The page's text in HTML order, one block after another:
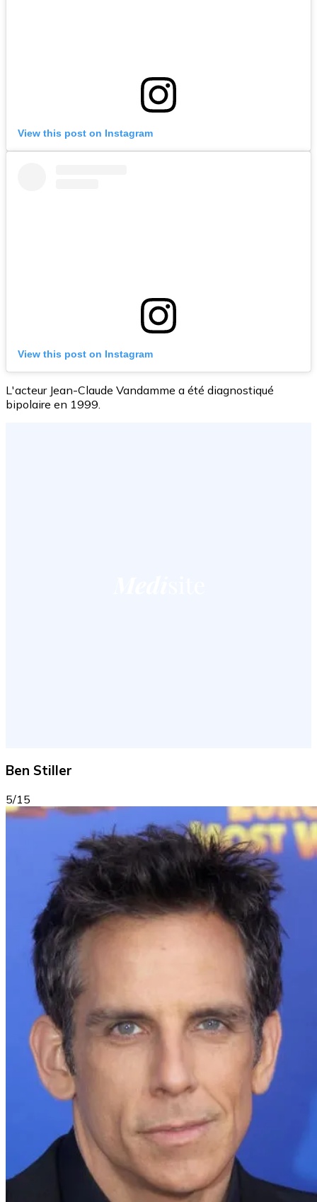
View this post on Instagram
View this post on Instagram
L'acteur Jean-Claude Vandamme a été diagnostiqué
bipolaire en 1999.
Ben Stiller
5/15